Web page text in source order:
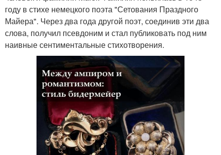
году в стихе немецкого поэта "Сетования Праздного
Майера". Через два года другой поэт, соединив эти два
слова, получил псевдоним и стал публиковать под ним
наивные сентиментальные стихотворения.